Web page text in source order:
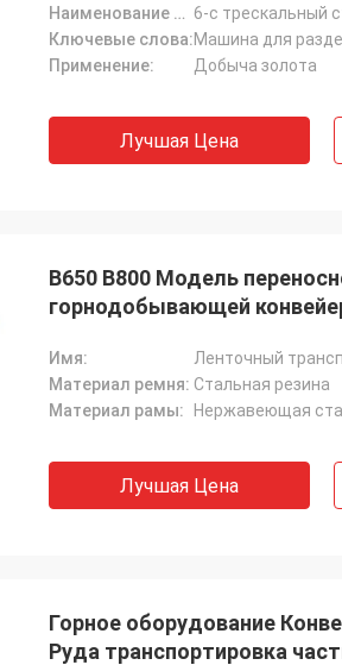
Наименование продукта: 6-с трескальный
Ключевые слова:Машина для
Применение:
Добыча золота
Лучшая Цена
B650 B800 Модель
горнодобывающей
Имя:
Ленточный
Материал ремня: Стальная резина
Материал рамы:
Нержавеющая
Лучшая Цена
Горное оборудование
Руда транспортировка